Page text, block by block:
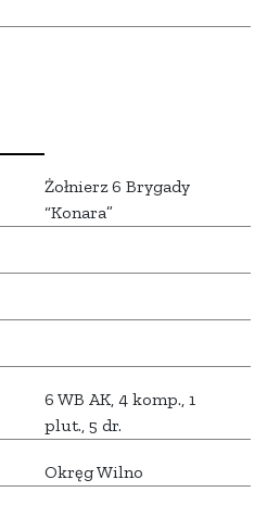
Żołnierz 6 Brygady
“Konara”
6 WB AK, 4 komp., 1
plut., 5 dr.
Okręg Wilno